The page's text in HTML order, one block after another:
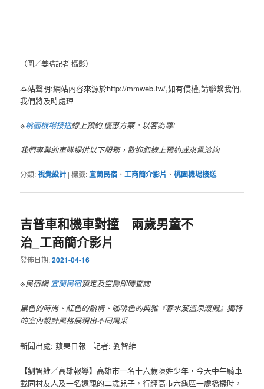
（圖／姜晴記者 攝影）
本站聲明:網站內容來源於http://mmweb.tw/,如有侵權,請聯繫我們,
我們將及時處理
※桃園機場接送線上預約,優惠方案，以客為尊!
我們專業的車隊提供以下服務，歡迎您線上預約或來電洽詢
分類:視覺設計 |標籤:宜蘭民宿 、工商簡介影片 、桃園機場接送
吉普車和機車對撞 兩歲男童不
治_工商簡介影片
發佈日期:2021-04-16
※民宿網-宜蘭民宿預定及空房即時查詢
黑色的時尚、紅色的熱情、咖啡色的典雅『春水笈溫泉渡假』獨特
的室內設計風格展現出不同風采
新聞出處: 蘋果日報 記者: 劉智維
【劉智維／高雄報導】高雄市一名十六歲陳姓少年，今天中午騎車
載同村友人及一名遠親的二歲兒子，行經高市六龜區一處橋樑時，